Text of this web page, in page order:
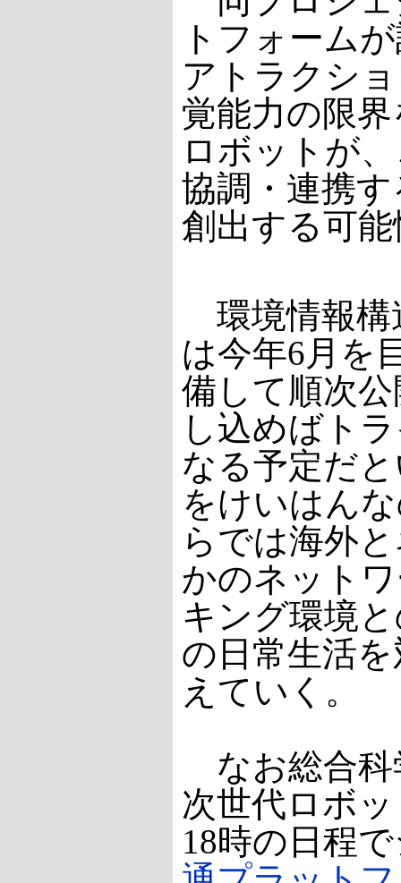
トフォーム
アトラクシ
覚能力の限
ロボットが
協調・連携
創出する可
環境情報構
は今年6月を
備して順次
し込めばト
なる予定だ
をけいはん
らでは海外
かのネット
キング環境
の日常生活
えていく。
なお総合科
次世代ロボ
18時の日程